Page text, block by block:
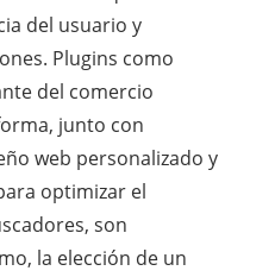
del usuario y
Plugins como
del comercio
junto con
web personalizado y
optimizar el
son
la elección de un